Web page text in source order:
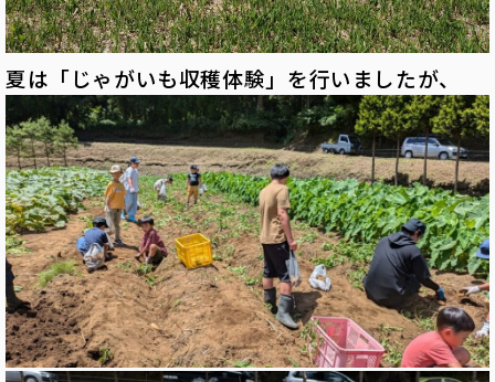
夏は「じゃがいも収穫体験」を行いましたが、